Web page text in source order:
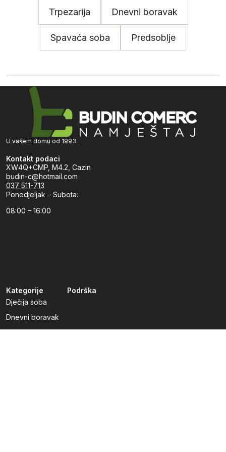
Trpezarija Dnevni boravak
Spavaća soba Predsoblje
U vašem domu od 1993.
Kontakt podaci
XW4Q+CMP, M4.2, Cazin
budin-c@hotmail.com
037 511-713
Ponedjeljak – Subota:
08:00 – 16:00
Kategorije
Dječija soba
Dnevni boravak
Kuhinje po mjeri
Podrška